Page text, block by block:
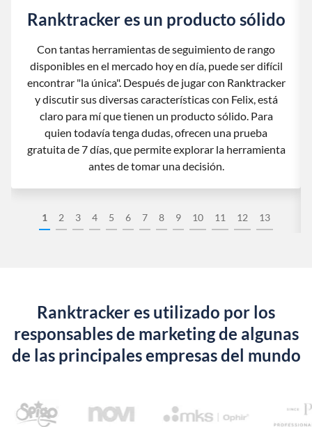
1 2 3 4 5 6 7 8 9 10 11 12 13
Ranktracker es un producto sólido
Con tantas herramientas de seguimiento de rango
disponibles en el mercado hoy en día, puede ser difícil
encontrar "la única". Después de jugar con Ranktracker
y discutir sus diversas características con Felix, está
claro para mí que tienen un producto sólido. Para
quien todavía tenga dudas, ofrecen una prueba
gratuita de 7 días, que permite explorar la herramienta
antes de tomar una decisión.
Ranktracker es utilizado por los
responsables de marketing de algunas
de las principales empresas del mundo